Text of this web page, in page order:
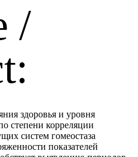
/
здоровья и уровня
степени корреляции
систем гомеостаза
показателей